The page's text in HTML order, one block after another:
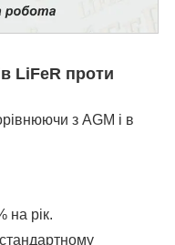
LiFeR проти
з AGM і в
на рік.